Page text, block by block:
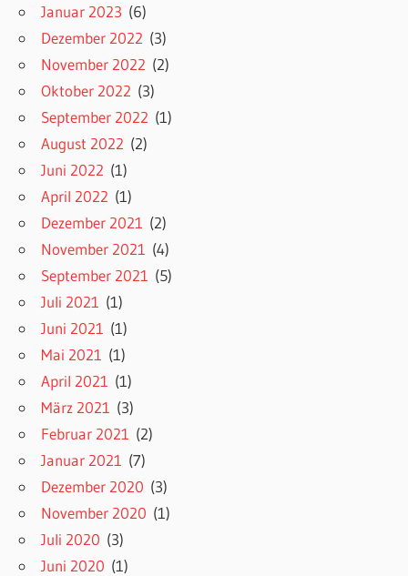
Januar 2023 (6)
Dezember 2022 (3)
November 2022 (2)
Oktober 2022 (3)
September 2022 (1)
August 2022 (2)
Juni 2022 (1)
April 2022 (1)
Dezember 2021 (2)
November 2021 (4)
September 2021 (5)
Juli 2021 (1)
Juni 2021 (1)
Mai 2021 (1)
April 2021 (1)
März 2021 (3)
Februar 2021 (2)
Januar 2021 (7)
Dezember 2020 (3)
November 2020 (1)
Juli 2020 (3)
Juni 2020 (1)